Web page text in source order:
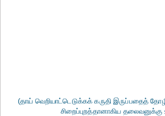
(தாய் வெறியாட்டெடுக்கக் கருதி இருப்பதைத்
சிறைப்புறத்தானாகிய